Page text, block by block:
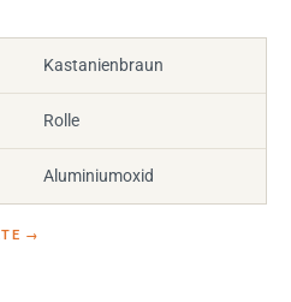
Kastanienbraun
Rolle
Aluminiumoxid
→